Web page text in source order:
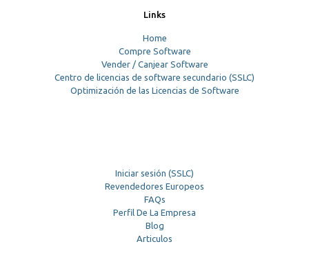
Links
Home
Compre Software
Vender / Canjear Software
Centro de licencias de software secundario (SSLC)
Optimización de las Licencias de Software
Iniciar sesión (SSLC)
Revendedores Europeos
FAQs
Perfil De La Empresa
Blog
Articulos